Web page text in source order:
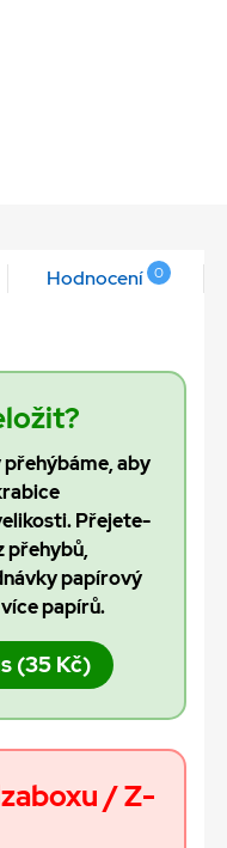
Hodnocení 0
aby
Přejete-
přehybů,
papírový
papírů.
(35 Kč)
/ Z-